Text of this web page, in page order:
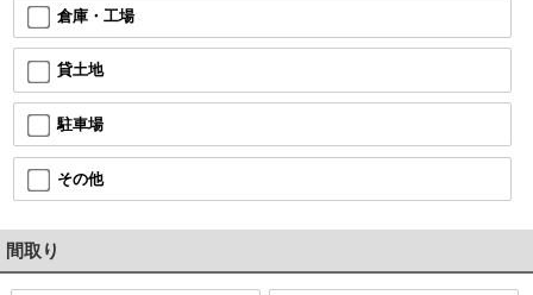
倉庫・工場
貸土地
駐車場
その他
間取り